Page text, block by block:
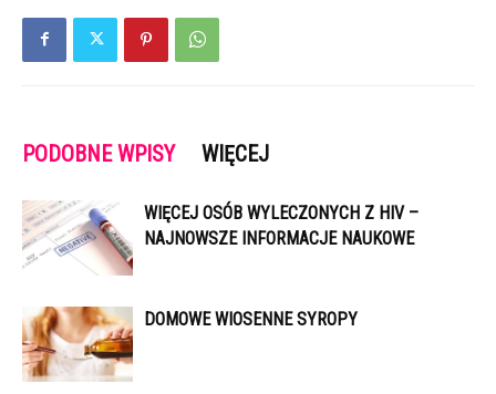
PODOBNE WPISY WIĘCEJ
WIĘCEJ OSÓB WYLECZONYCH Z HIV –
NAJNOWSZE INFORMACJE NAUKOWE
DOMOWE WIOSENNE SYROPY